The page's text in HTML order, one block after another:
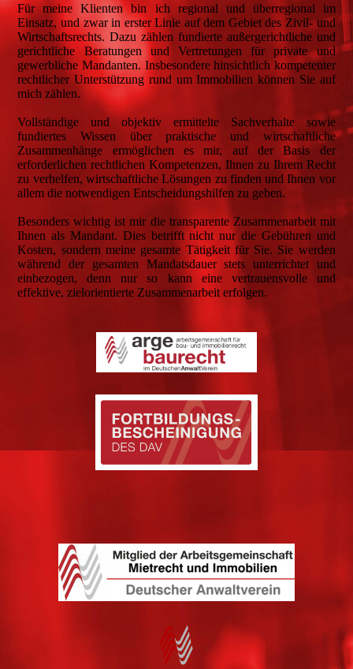
Für meine Klienten bin ich regional und überregional im
Einsatz, und zwar in erster Linie auf dem Gebiet des Zivil- und
Wirtschaftsrechts. Dazu zählen fundierte außergerichtliche und
gerichtliche Beratungen und Vertretungen für private und
gewerbliche Mandanten. Insbesondere hinsichtlich kompetenter
rechtlicher Unterstützung rund um Immobilien können Sie auf
mich zählen.
Vollständige und objektiv ermittelte Sachverhalte sowie
fundiertes Wissen über praktische und wirtschaftliche
Zusammenhänge ermöglichen es mir, auf der Basis der
erforderlichen rechtlichen Kompetenzen, Ihnen zu Ihrem Recht
zu verhelfen, wirtschaftliche Lösungen zu finden und Ihnen vor
allem die notwendigen Entscheidungshilfen zu geben.
Besonders wichtig ist mir die transparente Zusammenarbeit mit
Ihnen als Mandant. Dies betrifft nicht nur die Gebühren und
Kosten, sondern meine gesamte Tätigkeit für Sie. Sie werden
während der gesamten Mandatsdauer stets unterrichtet und
einbezogen, denn nur so kann eine vertrauensvolle und
effektive, zielorientierte Zusammenarbeit erfolgen.